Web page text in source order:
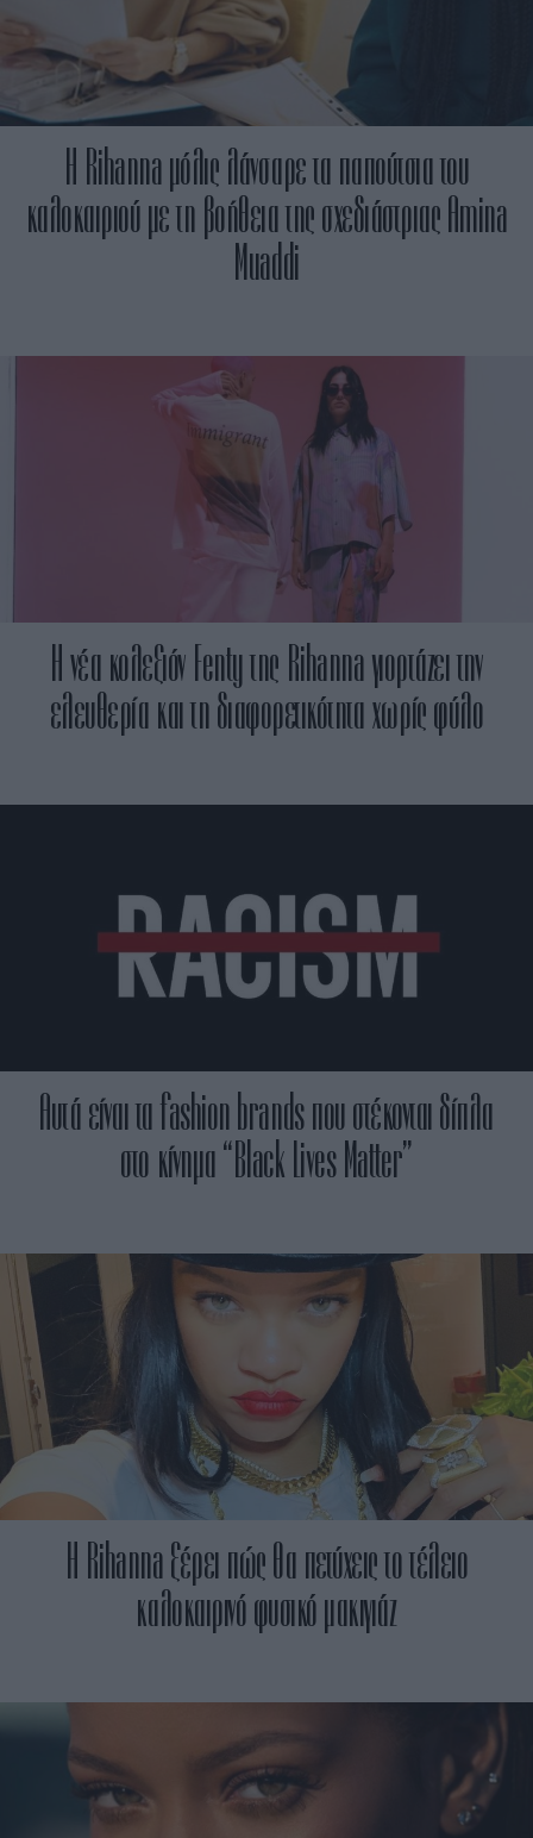
Η Rihanna μόλις λάνσαρε τα παπούτσια του
καλοκαιριού με τη βοήθεια της σχεδιάστριας Amina
Muaddi
Η νέα κολεξιόν Fenty της Rihanna γιορτάζει την
ελευθερία και τη διαφορετικότητα χωρίς φύλο
Αυτά είναι τα fashion brands που στέκονται δίπλα
στο κίνημα “Black Lives Matter”
Η Rihanna ξέρει πώς θα πετύχεις το τέλειο
καλοκαιρινό φυσικό μακιγιάζ